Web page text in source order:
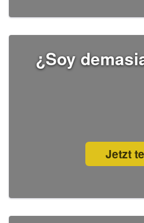
¿Soy
Jetzt